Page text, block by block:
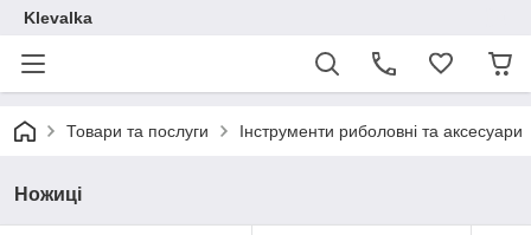
Klevalka
Товари та послуги Інструменти риболовні та аксесуари
Ножиці